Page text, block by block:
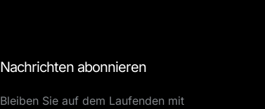
Nachrichten abonnieren
Bleiben Sie auf dem Laufenden mit